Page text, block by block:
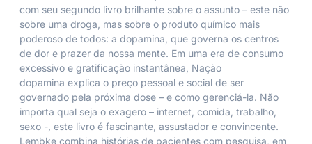
com seu segundo livro brilhante sobre o assunto – este não
sobre uma droga, mas sobre o produto químico mais
poderoso de todos: a dopamina, que governa os centros
de dor e prazer da nossa mente. Em uma era de consumo
excessivo e gratificação instantânea, Nação
dopamina explica o preço pessoal e social de ser
governado pela próxima dose – e como gerenciá-la. Não
importa qual seja o exagero – internet, comida, trabalho,
sexo -, este livro é fascinante, assustador e convincente.
Lembke combina histórias de pacientes com pesquisa, em